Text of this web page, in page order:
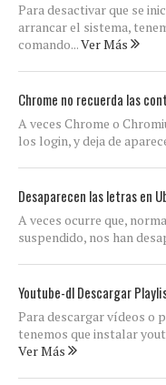
Para desactivar que se
arrancar el sistema,
comando...Ver Más
Chrome no recuerda las
A veces Chrome o
los login, y deja de
Desaparecen las letras en
A veces ocurre que,
suspendido, nos han
Youtube-dl Descargar
Para descargar vídeos o
tenemos que instalar
Ver Más